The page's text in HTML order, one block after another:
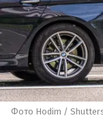
Фото Hodim /